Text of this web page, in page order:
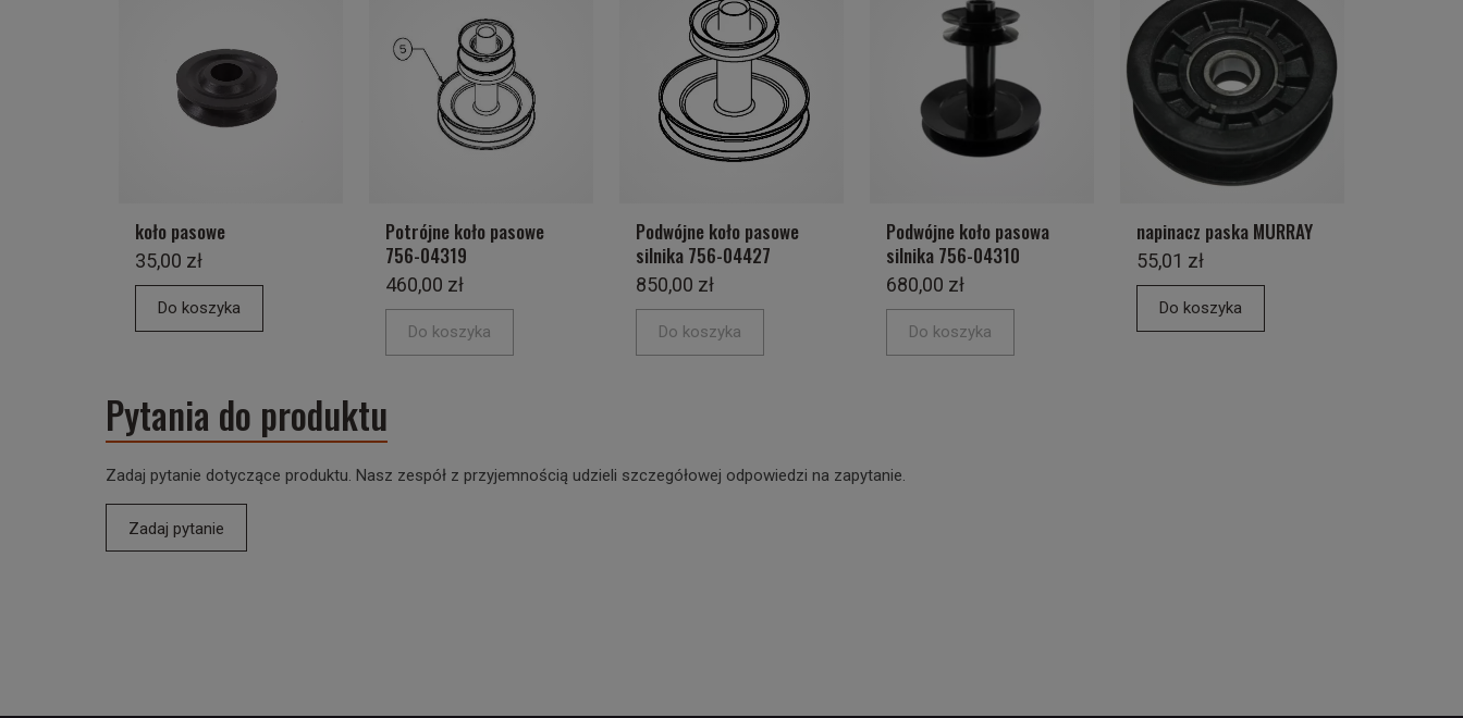
koło pasowe
35,00 zł
Do koszyka
Potrójne koło pasowe
756-04319
460,00 zł
Do koszyka
Podwójne koło pasowe
silnika 756-04427
850,00 zł
Do koszyka
Podwójne koło pasowa
silnika 756-04310
680,00 zł
Do koszyka
napinacz paska MURRAY
55,01 zł
Do koszyka
Pytania do produktu
Zadaj pytanie dotyczące produktu. Nasz zespół z przyjemnością udzieli szczegółowej odpowiedzi na zapytanie.
Zadaj pytanie